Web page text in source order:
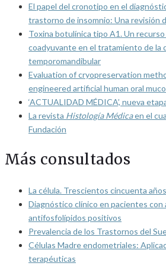
El papel del cronotipo en el
trastorno de insomnio: Una revisión
Toxina botulínica tipo A1. Un
coadyuvante en el tratamiento de la
temporomandibular
Evaluation of cryopreservation
engineered artificial human oral
‘ACTUALIDAD MÉDICA’, nueva
La revista Histología Médicaen el
Fundación
Más consultados
La célula. Trescientos cincuenta
Diagnóstico clínico en pacientes con
antifosfolípidos positivos
Prevalencia de los Trastornos del
Células Madre endometriales:
terapéuticas